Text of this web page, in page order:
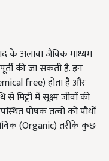
के अलावा जैविक माध्यम
की जा सकती है. इन
free) होता है और
से मिट्टी में सूक्ष्म जीवों की
पोषक तत्वों को पौधों
(Organic) तरीके कुछ